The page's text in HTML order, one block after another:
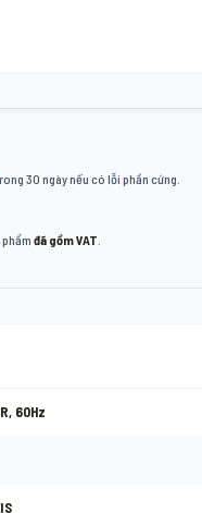
30 ngày nếu có lỗi phần cứng.
đã gồm VAT
60Hz